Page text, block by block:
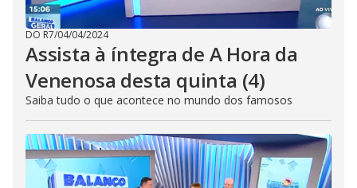
DO R7/04/04/2024
Assista à íntegra de A Hora da
Venenosa desta quinta (4)
Saiba tudo o que acontece no mundo dos famosos